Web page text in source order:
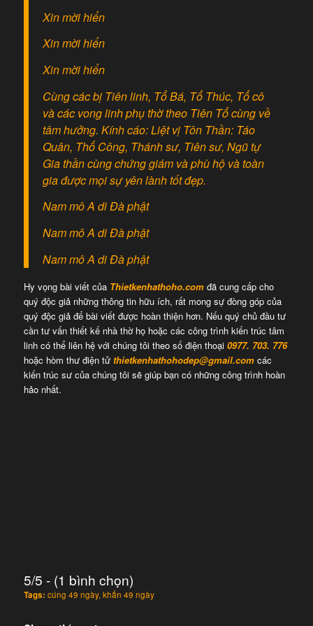
Xin mời hiển
Xin mời hiển
Xin mời hiển
Cùng các bị Tiên linh, Tổ Bá, Tổ Thúc, Tổ cô
và các vong linh phụ thờ theo Tiên Tổ cùng về
tâm hưởng. Kính cáo: Liệt vị Tôn Thần: Táo
Quân, Thổ Công, Thánh sư, Tiên sư, Ngũ tự
Gia thần cùng chứng giám và phù hộ và toàn
gia được mọi sự yên lành tốt đẹp.
Nam mô A di Đà phật
Nam mô A di Đà phật
Nam mô A di Đà phật
Hy vọng bài viết của Thietkenhathoho.comđã cung cấp cho
quý độc giả những thông tin hữu ích, rất mong sự đòng góp của
quý độc giả để bài viết được hoàn thiện hơn. Nếu quý chủ đầu tư
cần tư vấn thiết kế nhà thờ họ hoặc các công trình kiến trúc tâm
linh có thể liên hệ với chúng tôi theo số điện thoại 0977. 703. 776
hoặc hòm thư điện tử thietkenhathohodep@gmail.comcác
kiến trúc sư của chúng tôi sẽ giúp bạn có những công trình hoàn
hảo nhất.
5/5 - (1 bình chọn)
Tags: cúng 49 ngày, khấn 49 ngày